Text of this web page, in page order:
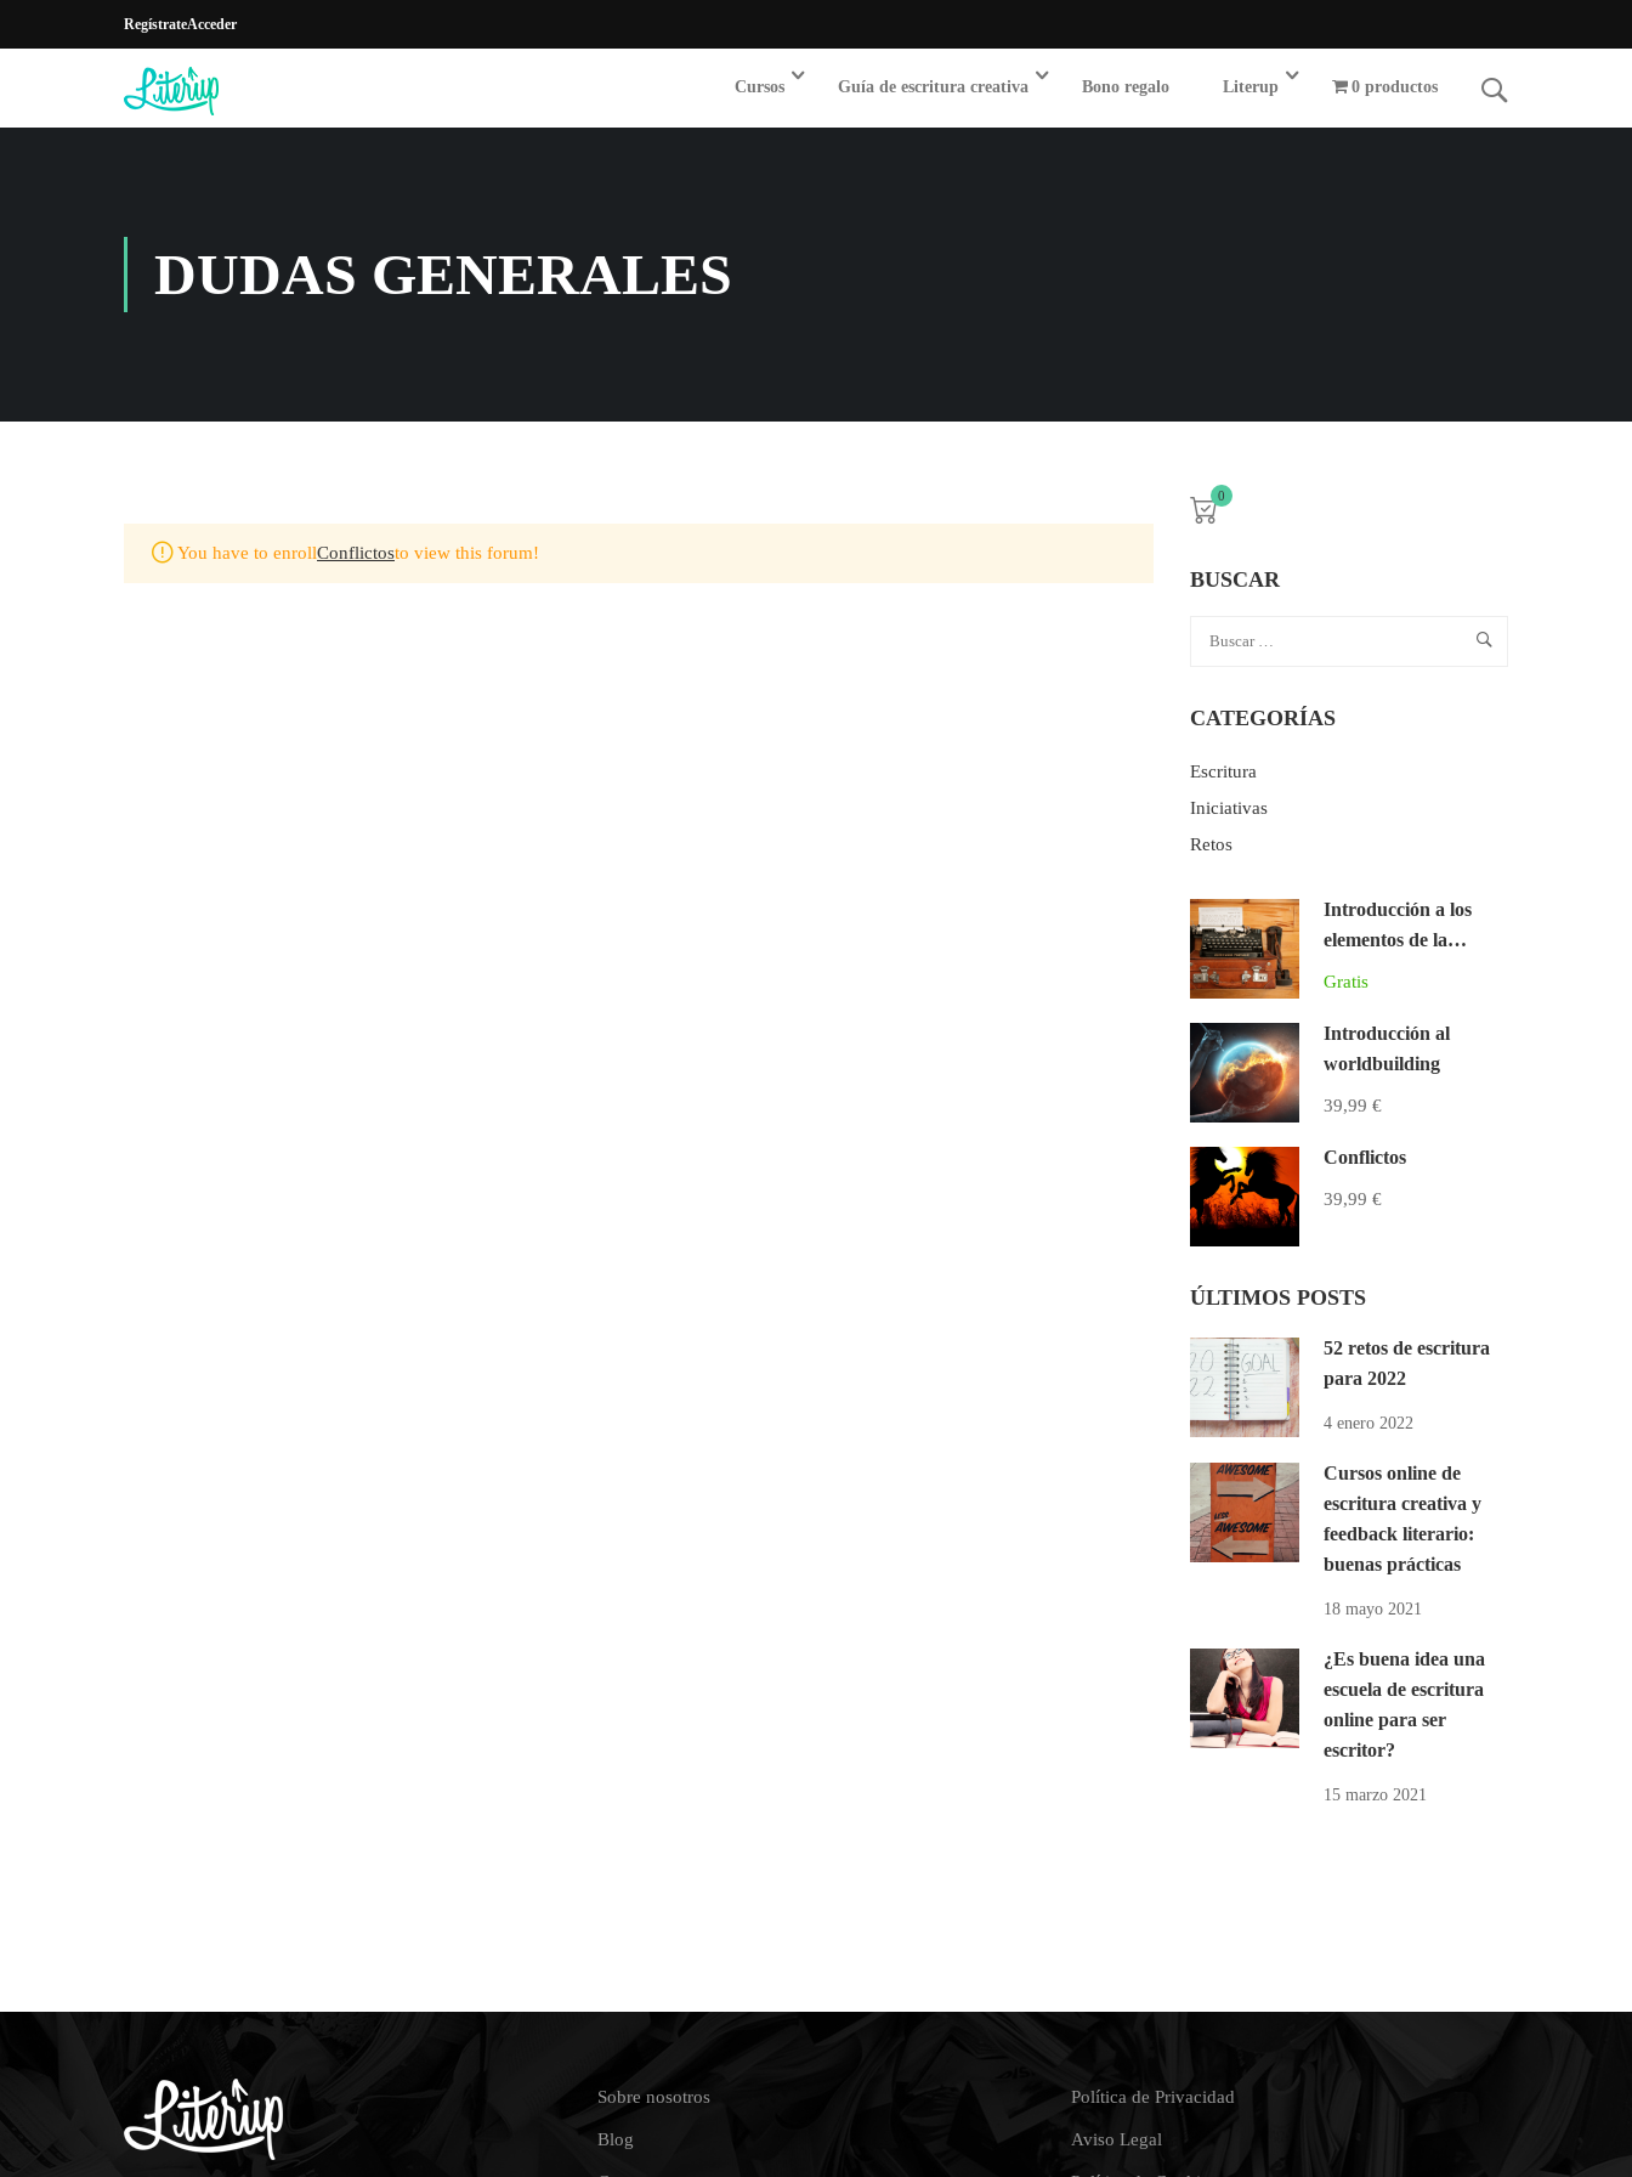
RegístrateAcceder
Cursos Guía de escritura creativa Bono regalo Literup 0 productos
DUDAS GENERALES
You have to enrollConflictosto view this forum!
0
BUSCAR
CATEGORÍAS
Escritura
Iniciativas
Retos
Introducción a los
elementos de la
Gratis
Introducción al
worldbuilding
39,99 €
Conflictos
39,99 €
ÚLTIMOS POSTS
52 retos de escritura
para 2022
4 enero 2022
Cursos online de
escritura creativa y
feedback literario:
buenas prácticas
18 mayo 2021
¿Es buena idea una
escuela de escritura
online para ser
escritor?
15 marzo 2021
Sobre nosotros
Blog
Política de Privacidad
Aviso Legal